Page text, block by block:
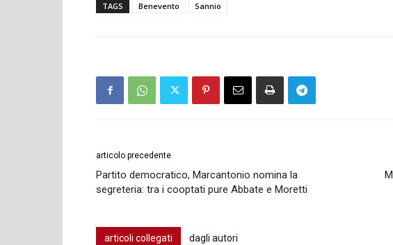
TAGS Benevento Sannio
articolo precedente
Partito democratico, Marcantonio nomina la
segreteria: tra i cooptati pure Abbate e Moretti
articoli collegati dagli autori